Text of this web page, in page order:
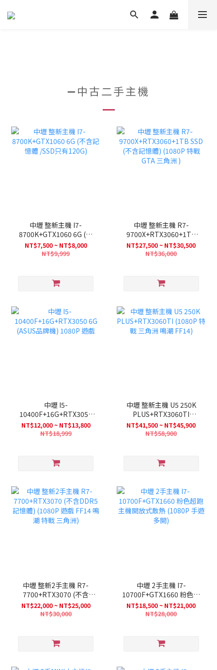
➖中古二手主機
中壢 整新主機 I7-
8700K+GTX1060 6G (不
含記憶體 /SSD只有120G)
NT$7,500 ~ NT$8,000
NT$9,999
中壢 整新主機 R7-
9700X+RTX3060+1TB
SSD (不含記憶體) (1080P
特戰 GTA 三角洲 )
NT$27,500 ~ NT$30,500
NT$36,000
中壢 I5-
10400F+16G+RTX3050
6G (ASUS品牌機) 1080P
遊戲
NT$12,000 ~ NT$13,800
NT$18,999
中壢 整新主機 U5 250K
PLUS+RTX3060TI
(1080P 特戰 三角洲 鳴潮
FF14)
NT$41,500 ~ NT$45,900
NT$58,900
中壢 整新2手主機 R7-
7700+RTX3070 (不含
DDR5記憶體) (1080P 遊
戲 FF14 鳴潮 特戰 三角洲)
NT$22,000 ~ NT$25,000
NT$30,000
中壢 2手主機 I7-
10700F+GTX1660 粉色超
跑主機開放式散熱 (1080P
手遊 多開)
NT$18,500 ~ NT$21,000
NT$28,000